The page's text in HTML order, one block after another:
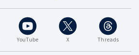
YouTube X Threads